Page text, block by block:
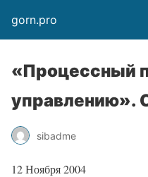
gorn.pro
«Процессный
управлению».
sibadme
12 Ноября 2004